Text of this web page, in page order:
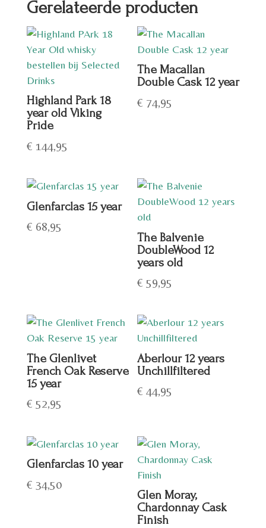
Gerelateerde producten
Highland Park 18
year old Viking
Pride
€ 144,95
The Macallan
Double Cask 12 year
€ 74,95
Glenfarclas 15 year
€ 68,95
The Balvenie
DoubleWood 12
years old
€ 59,95
The Glenlivet
French Oak Reserve
15 year
€ 52,95
Aberlour 12 years
Unchillfiltered
€ 44,95
Glenfarclas 10 year
€ 34,50
Glen Moray,
Chardonnay Cask
Finish